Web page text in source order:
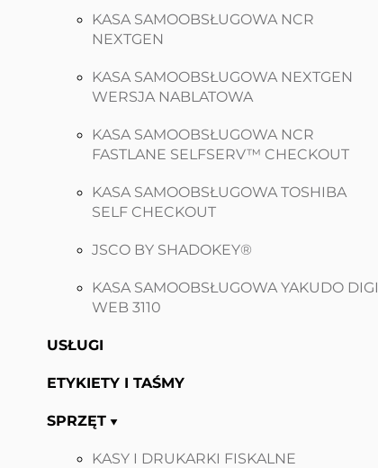
KASA SAMOOBSŁUGOWA NCR
NEXTGEN
KASA SAMOOBSŁUGOWA NEXTGEN
WERSJA NABLATOWA
KASA SAMOOBSŁUGOWA NCR
FASTLANE SELFSERV™ CHECKOUT
KASA SAMOOBSŁUGOWA TOSHIBA
SELF CHECKOUT
JSCO BY SHADOKEY®
KASA SAMOOBSŁUGOWA YAKUDO DIGI
WEB 3110
USŁUGI
ETYKIETY I TAŚMY
SPRZĘT
KASY I DRUKARKI FISKALNE